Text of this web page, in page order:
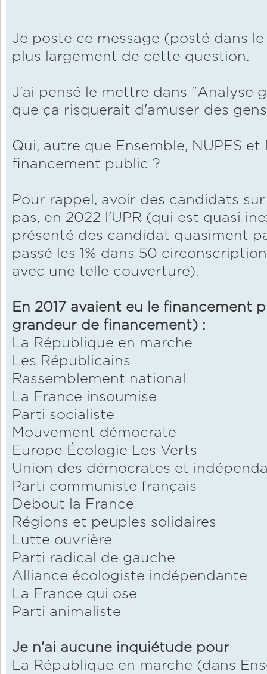
Je poste ce message (posté dans
plus largement de cette question.
J'ai pensé le mettre dans "Analyse
que ça risquerait d'amuser des
Qui, autre que Ensemble, NUPES
financement public ?
Pour rappel, avoir des candidats
pas, en 2022 l'UPR (qui est quasi
présenté des candidat quasiment
passé les 1% dans 50
avec une telle couverture).
En 2017 avaient eu le financement
grandeur de financement) :
La République en marche
Les Républicains
Rassemblement national
La France insoumise
Parti socialiste
Mouvement démocrate
Europe Écologie Les Verts
Union des démocrates et
Parti communiste français
Debout la France
Régions et peuples solidaires
Lutte ouvrière
Parti radical de gauche
Alliance écologiste indépendante
La France qui ose
Parti animaliste
Je n'ai aucune inquiétude pour
La République en marche (dans